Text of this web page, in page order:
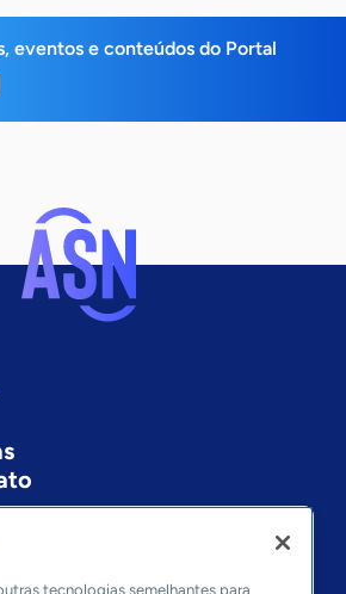
eventos e conteúdos do Portal
tecnologias semelhantes para